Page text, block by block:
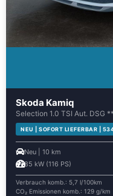
Skoda Kamiq
Selection 1.0 TSI Aut. DSG
NEU | SOFORT LIEFERBAR |
Neu | 10 km
85 kW (116 PS)
Verbrauch komb.: 5,7 l/100km
CO₂ Emissionen komb.: 129 g/km